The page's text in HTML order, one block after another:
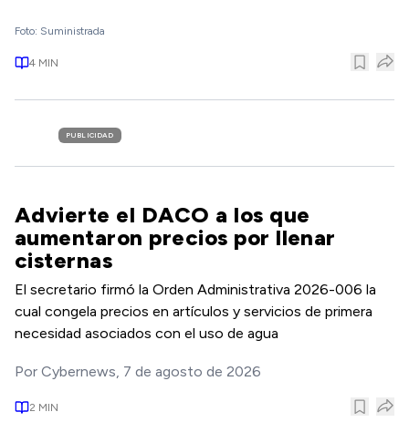
Foto: Suministrada
4 MIN
PUBLICIDAD
Advierte el DACO a los que
aumentaron precios por llenar
cisternas
El secretario firmó la Orden Administrativa 2026-006 la
cual congela precios en artículos y servicios de primera
necesidad asociados con el uso de agua
Por Cybernews, 7 de agosto de 2026
2 MIN